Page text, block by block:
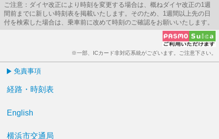
ご注意：ダイヤ改正により時刻を変更する場合は、概ねダイヤ改正の1週
間前までに新しい時刻表を掲載いたします。そのため、1週間以上先の日
付を検索した場合は、乗車前に改めて時刻のご確認をお願いいたします。
※一部、ICカード非対応系統がございます。ご注意下さい。
免責事項
経路・時刻表
English
横浜市交通局